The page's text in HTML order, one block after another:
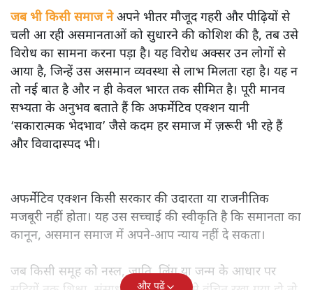
जब भी किसी समाज नेअपने भीतर मौजूद गहरी और पीढ़ियों से
चली आ रही असमानताओं को सुधारने की कोशिश की है, तब उसे
विरोध का सामना करना पड़ा है। यह विरोध अक्सर उन लोगों से
आया है, जिन्हें उस असमान व्यवस्था से लाभ मिलता रहा है। यह न
तो नई बात है और न ही केवल भारत तक सीमित है। पूरी मानव
सभ्यता के अनुभव बताते हैं कि अफर्मेटिव एक्शन यानी
‘सकारात्मक भेदभाव’ जैसे कदम हर समाज में ज़रूरी भी रहे हैं
और विवादास्पद भी।
अफर्मेटिव एक्शन किसी सरकार की उदारता या राजनीतिक
मजबूरी नहीं होता। यह उस सच्चाई की स्वीकृति है कि समानता का
कानून, असमान समाज में अपने-आप न्याय नहीं दे सकता।
जब किसी समूह को नस्ल, जाति, लिंग या जन्म के आधार पर
और पढ़ें